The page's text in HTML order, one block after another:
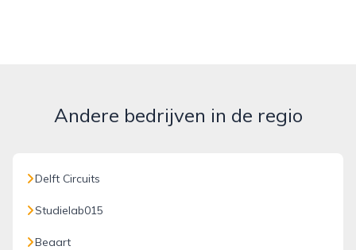
Andere bedrijven in de regio
Delft Circuits
Studielab015
Beaart